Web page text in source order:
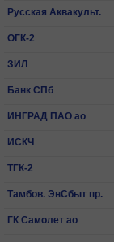
Русская Аквакульт.
ОГК-2
ЗИЛ
Банк СПб
ИНГРАД ПАО ао
ИCКЧ
ТГК-2
Тамбов. ЭнСбыт пр.
ГК Самолет ао